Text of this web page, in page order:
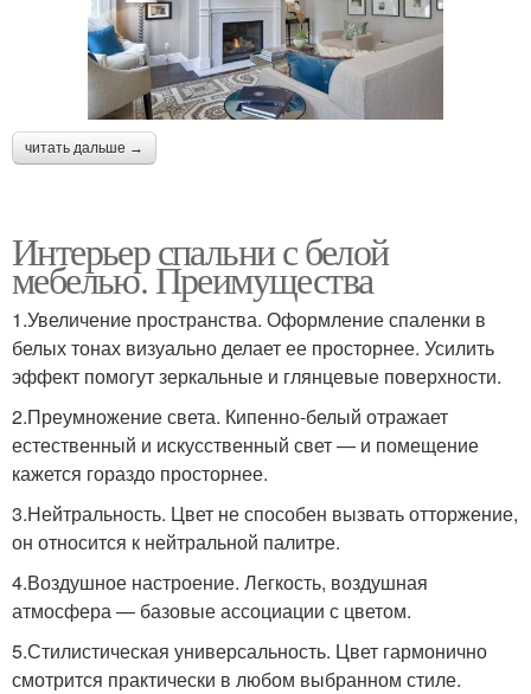
читать дальше →
Интерьер спальни с белой
мебелью. Преимущества
1.Увеличение пространства. Оформление спаленки в
белых тонах визуально делает ее просторнее. Усилить
эффект помогут зеркальные и глянцевые поверхности.
2.Преумножение света. Кипенно-белый отражает
естественный и искусственный свет — и помещение
кажется гораздо просторнее.
3.Нейтральность. Цвет не способен вызвать отторжение,
он относится к нейтральной палитре.
4.Воздушное настроение. Легкость, воздушная
атмосфера — базовые ассоциации с цветом.
5.Стилистическая универсальность. Цвет гармонично
смотрится практически в любом выбранном стиле.